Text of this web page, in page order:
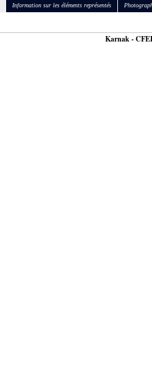
Information sur les éléments représentés